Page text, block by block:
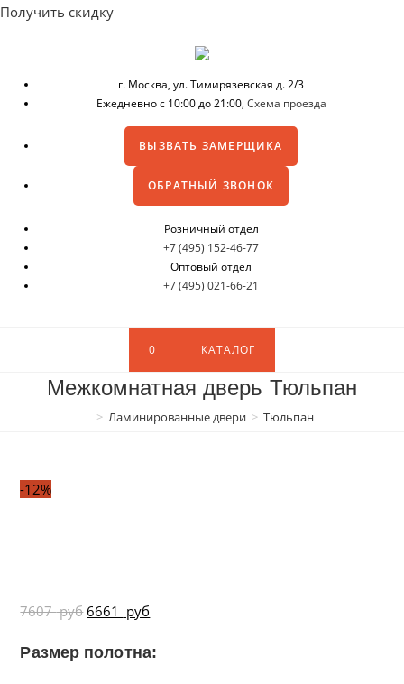
Получить скидку
г. Москва, ул. Тимирязевская д. 2/3
Ежедневно с 10:00 до 21:00, Схема проезда
ВЫЗВАТЬ ЗАМЕРЩИКА
ОБРАТНЫЙ ЗВОНОК
Розничный отдел
+7 (495) 152-46-77
Оптовый отдел
+7 (495) 021-66-21
0 КАТАЛОГ
Межкомнатная дверь Тюльпан
> Ламинированные двери > Тюльпан
-12%
7607руб 6661 руб
Размер полотна: